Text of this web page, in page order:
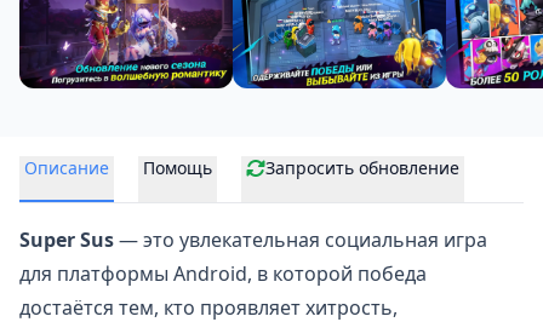
Описание Помощь Запросить обновление
Super Sus— это увлекательная социальная игра
для платформы Android, в которой победа
достаётся тем, кто проявляет хитрость,